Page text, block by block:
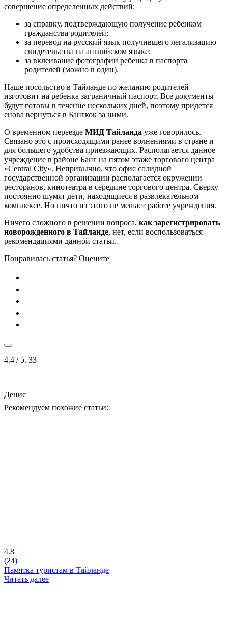
совершение определенных действий:
за справку, подтверждающую получение ребенком
гражданства родителей;
за перевод на русский язык получившего легализацию
свидетельства на английском языке;
за вклеивание фотографии ребенка в паспорта
родителей (можно в один).
Наше посольство в Тайланде по желанию родителей
изготовит на ребенка заграничный паспорт. Все документы
будут готовы в течение нескольких дней, поэтому придется
снова вернуться в Бангкок за ними.
О временном переезде МИД Тайланда уже говорилось.
Связано это с происходящими ранее волнениями в стране и
для большего удобства приезжающих. Располагается данное
учреждение в районе Банг на пятом этаже торгового центра
«Central City». Непривычно, что офис солидной
государственной организации располагается окружении
ресторанов, кинотеатра в середине торгового центра. Сверху
постоянно шумят дети, находящиеся в развлекательном
комплексе. Но ничто из этого не мешает работе учреждения.
Ничего сложного в решении вопроса, как зарегистрировать
новорожденного в Тайланде, нет, если воспользоваться
рекомендациями данной статьи.
Понравилась статья? Оцените
4.4 / 5. 33
Денис
Рекомендуем похожие статьи:
4.8
(24)
Памятка туристам в Тайланде
Читать далее